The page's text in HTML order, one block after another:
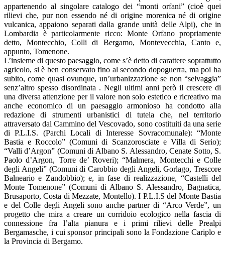
appartenendo al singolare catalogo dei “monti orfani” (cioè quei
rilievi che, pur non essendo né di origine morenica né di origine
vulcanica, appaiono separati dalla grande unità delle Alpi), che in
Lombardia è particolarmente ricco: Monte Orfano propriamente
detto, Montecchio, Colli di Bergamo, Montevecchia, Canto e,
appunto, Tomenone.
L’insieme di questo paesaggio, come s’è detto di carattere soprattutto
agricolo, si è ben conservato fino al secondo dopoguerra, ma poi ha
subito, come quasi ovunque, un’urbanizzazione se non “selvaggia”
senz’altro spesso disordinata . Negli ultimi anni però il crescere di
una diversa attenzione per il valore non solo estetico e ricreativo ma
anche economico di un paesaggio armonioso ha condotto alla
redazione di strumenti urbanistici di tutela che, nel territorio
attraversato dal Cammino del Vescovado, sono costituiti da una serie
di P.L.I.S. (Parchi Locali di Interesse Sovracomunale): “Monte
Bastia e Roccolo” (Comuni di Scanzorosciate e Villa di Serio);
“Valli d’Argon” (Comuni di Albano S. Alessandro, Cenate Sotto, S.
Paolo d’Argon, Torre de’ Roveri); “Malmera, Montecchi e Colle
degli Angeli” (Comuni di Carobbio degli Angeli, Gorlago, Trescore
Balneario e Zandobbio); e, in fase di realizzazione, “Castelli del
Monte Tomenone” (Comuni di Albano S. Alessandro, Bagnatica,
Brusaporto, Costa di Mezzate, Montello). I P.L.I.S del Monte Bastia
e del Colle degli Angeli sono anche partner di “Arco Verde”, un
progetto che mira a creare un corridoio ecologico nella fascia di
connessione fra l’alta pianura e i primi rilievi delle Prealpi
Bergamasche, i cui sponsor principali sono la Fondazione Cariplo e
la Provincia di Bergamo.